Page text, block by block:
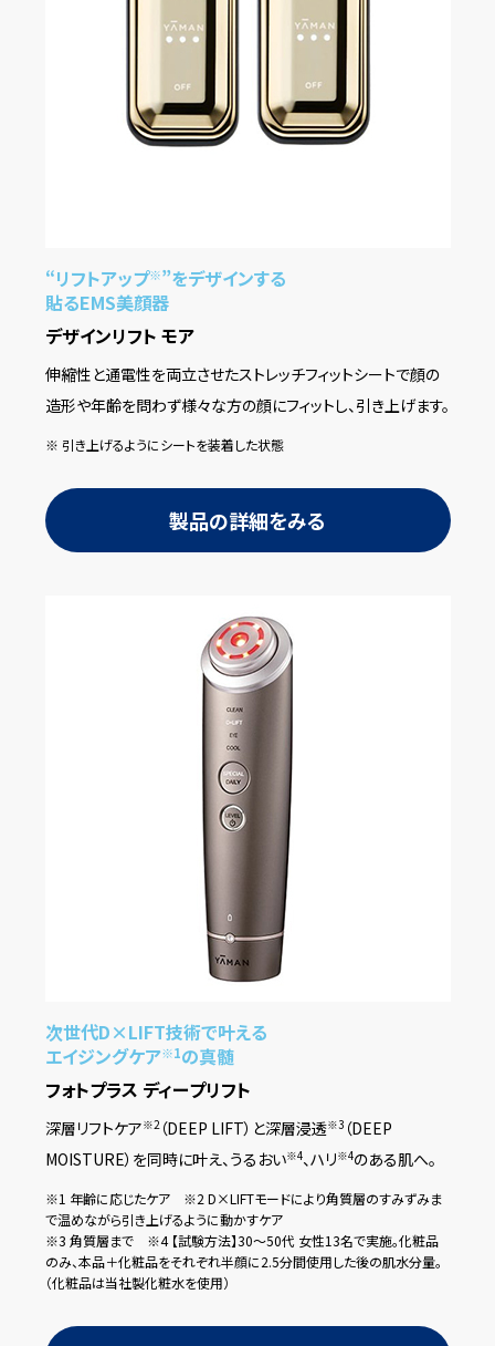
“リフトアップ※”をデザインする
貼るEMS美顔器
デザインリフト モア
伸縮性と通電性を両立させたストレッチフィットシートで顔の
造形や年齢を問わず様々な方の顔にフィットし、引き上げます。
※ 引き上げるようにシートを装着した状態
製品の詳細をみる
次世代D×LIFT技術で叶える
エイジングケア※1の真髄
フォトプラス ディープリフト
深層リフトケア※2（DEEP LIFT）と深層浸透※3（DEEP
MOISTURE）を同時に叶え、うるおい※4、ハリ※4のある肌へ。
※1 年齢に応じたケア ※2 D×LIFTモードにより角質層のすみずみま
で温めながら引き上げるように動かすケア
※3 角質層まで ※4 【試験方法】30～50代 女性13名で実施。化粧品
のみ、本品＋化粧品をそれぞれ半顔に2.5分間使用した後の肌水分量。
（化粧品は当社製化粧水を使用）